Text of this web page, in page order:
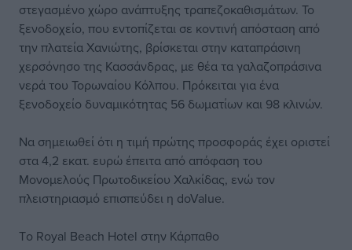
στεγασμένο χώρο ανάπτυξης τραπεζοκαθισμάτων. Το
ξενοδοχείο, που εντοπίζεται σε κοντινή απόσταση από
την πλατεία Χανιώτης, βρίσκεται στην καταπράσινη
χερσόνησο της Κασσάνδρας, με θέα τα γαλαζοπράσινα
νερά του Τορωναίου Κόλπου. Πρόκειται για ένα
ξενοδοχείο δυναμικότητας 56 δωματίων και 98 κλινών.
Να σημειωθεί ότι η τιμή πρώτης προσφοράς έχει οριστεί
στα 4,2 εκατ. ευρώ έπειτα από απόφαση του
Μονομελούς Πρωτοδικείου Χαλκίδας, ενώ τον
πλειστηριασμό επισπεύδει η doValue.
Tο Royal Beach Hotel στην Κάρπαθο